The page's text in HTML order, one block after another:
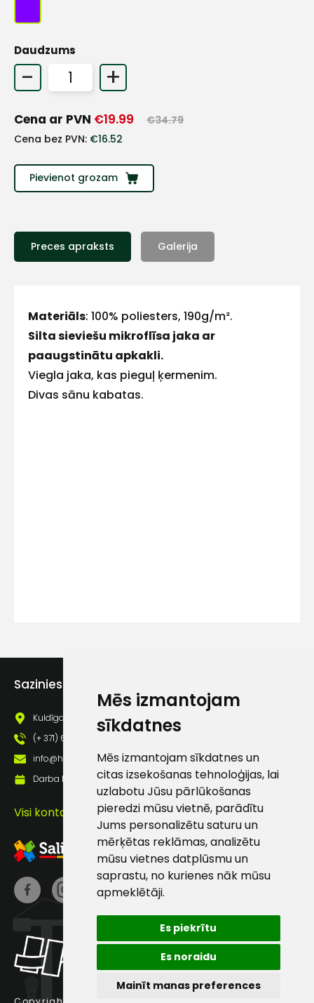
Mēs izmantojam
sīkdatnes
Mēs izmantojam sīkdatnes un
citas izsekošanas tehnoloģijas, lai
uzlabotu Jūsu pārlūkošanas
pieredzi mūsu vietnē, parādītu
Jums personalizētu saturu un
mērķētas reklāmas, analizētu
mūsu vietnes datplūsmu un
saprastu, no kurienes nāk mūsu
apmeklētāji.
Es piekrītu
Es noraidu
Mainīt manas preferences
Daudzums
- +
Cena ar PVN €19.99 €34.79
Cena bez PVN: €16.52
Pievienot grozam
Preces apraksts Galerija
Materiāls: 100% poliesters, 190g/m².
Silta sieviešu mikroflīsa jaka ar
paaugstinātu apkakli.
Viegla jaka, kas pieguļ ķermenim.
Divas sānu kabatas.
Sazinies ar mums
Kuldīgas iela 69a, Saldus, Saldus nov., LV - 3801
(+ 371) 63 881 186
info@hards.lv
Darba laiks: Darbadienās: 8:00 - 17:00
Visi kontakti
Sazinies
pēc
iespējas
ātrāk
E-pasts
pastā
Sūtīt ziņojumu
Klientu
atbalsts
Darbdienās:
8:00 – 17:00
186
info@hards.lv
+